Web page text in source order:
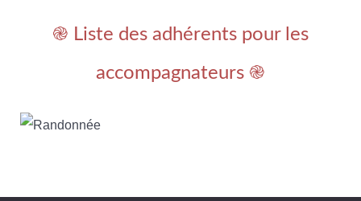
֎ Liste des adhérents pour les
accompagnateurs ֎